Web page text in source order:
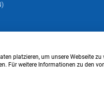
platzieren, um unsere Webseite
Für weitere Informationen zu den